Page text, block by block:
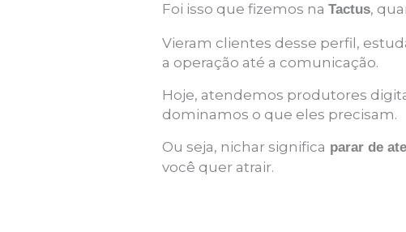
Foi isso que fizemos na Tactus,
Vieram clientes desse perfil,
a operação até a comunicação.
Hoje, atendemos produtores
dominamos o que eles precisam.
Ou seja, nichar significa parar de
você quer atrair.